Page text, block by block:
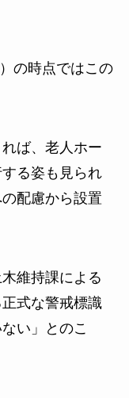
の時点ではこの
ば、老人ホー
る姿も見られ
配慮から設置
維持課による
式な警戒標識
い」とのこ